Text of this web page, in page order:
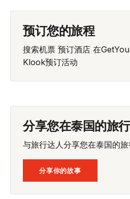
预订您的旅程
搜索机票 预订酒店 在
Klook预订活动
分享您在泰国的旅
与旅行达人分享您在泰国的
分享你的故事